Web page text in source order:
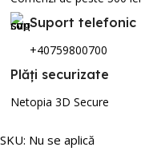
Suport telefonic
+40759800700
Plăți securizate
Netopia 3D Secure
SKU: Nu se aplică